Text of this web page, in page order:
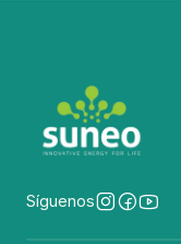
Síguenos